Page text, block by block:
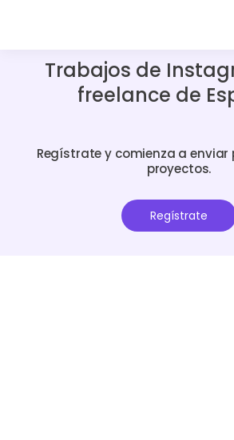
Trabajos de
freelance de
Regístrate y comienza a enviar
proyectos.
Regístrate